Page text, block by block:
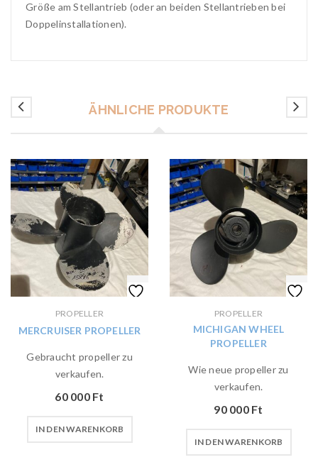
Größe am Stellantrieb (oder an beiden Stellantrieben bei
Doppelinstallationen).
ÄHNLICHE PRODUKTE
PROPELLER
MERCRUISER PROPELLER
Gebraucht propeller zu
verkaufen.
60 000 Ft
IN DEN WARENKORB
PROPELLER
MICHIGAN WHEEL
PROPELLER
Wie neue propeller zu
verkaufen.
90 000 Ft
IN DEN WARENKORB